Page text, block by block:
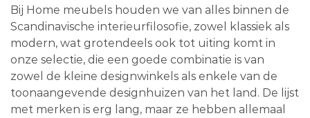
Bij Home meubels houden we van alles binnen de
Scandinavische interieurfilosofie, zowel klassiek als
modern, wat grotendeels ook tot uiting komt in
onze selectie, die een goede combinatie is van
zowel de kleine designwinkels als enkele van de
toonaangevende designhuizen van het land. De lijst
met merken is erg lang, maar ze hebben allemaal